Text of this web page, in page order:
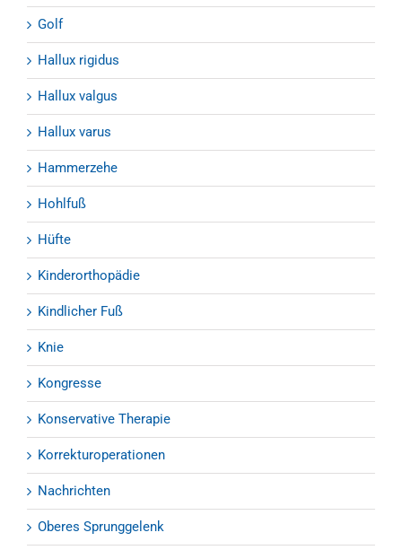
Golf
Hallux rigidus
Hallux valgus
Hallux varus
Hammerzehe
Hohlfuß
Hüfte
Kinderorthopädie
Kindlicher Fuß
Knie
Kongresse
Konservative Therapie
Korrekturoperationen
Nachrichten
Oberes Sprunggelenk